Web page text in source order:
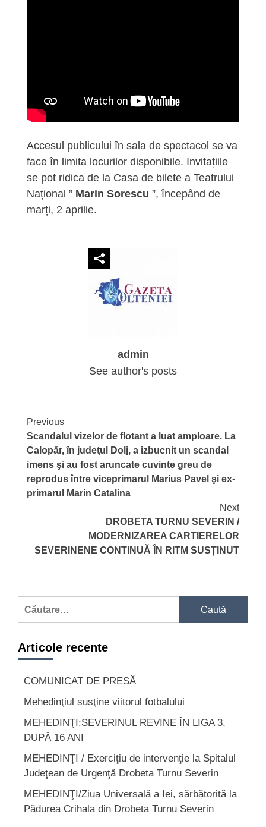
Accesul publicului în sala de spectacol se va
face în limita locurilor disponibile. Invitațiile
se pot ridica de la Casa de bilete a Teatrului
Național ” Marin Sorescu ”, începând de
marți, 2 aprilie.
admin
See author's posts
Continue
Reading
Previous
Scandalul vizelor de flotant a luat amploare. La
Calopăr, în judeţul Dolj, a izbucnit un scandal
imens şi au fost aruncate cuvinte greu de
reprodus între viceprimarul Marius Pavel şi ex-
primarul Marin Catalina
Next
DROBETA TURNU SEVERIN /
MODERNIZAREA CARTIERELOR
SEVERINENE CONTINUĂ ÎN RITM SUSȚINUT
Articole recente
COMUNICAT DE PRESĂ
Mehedinţiul susţine viitorul fotbalului
MEHEDINŢI:SEVERINUL REVINE ÎN LIGA 3,
DUPĂ 16 ANI
MEHEDINŢI / Exerciţiu de intervenţie la Spitalul
Judeţean de Urgenţă Drobeta Turnu Severin
MEHEDINŢI/Ziua Universală a Iei, sărbătorită la
Pădurea Crihala din Drobeta Turnu Severin